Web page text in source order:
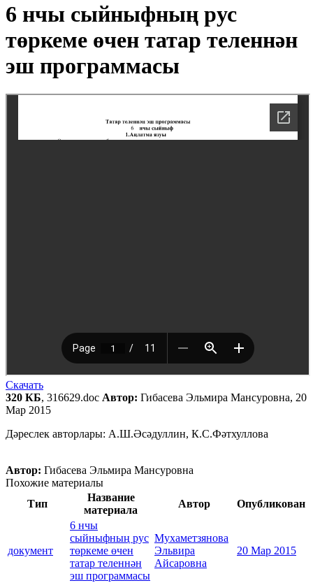
6 нчы сыйныфның рус
төркеме өчен татар теленнән
эш программасы
Скачать
320 КБ, 316629.doc Автор: Гибасева Эльмира Мансуровна, 20
Мар 2015
Дәреслек авторлары: А.Ш.Әсәдуллин, К.С.Фәтхуллова
Автор: Гибасева Эльмира Мансуровна
Похожие материалы
Тип
Название
материала
Автор Опубликован
документ
6 нчы
сыйныфның рус
төркеме өчен
татар теленнән
эш программасы
Мухаметзянова
Эльвира
Айсаровна
20 Мар 2015